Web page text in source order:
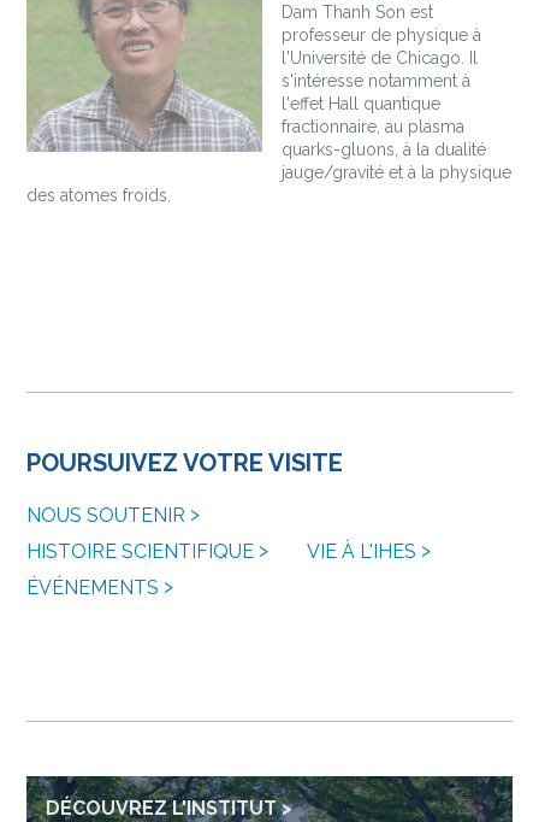
Dam Thanh Son est
professeur de physique à
l'Université de Chicago. Il
s'intéresse notamment à
l'effet Hall quantique
fractionnaire, au plasma
quarks-gluons, à la dualité
jauge/gravité et à la physique
des atomes froids.
POURSUIVEZ VOTRE VISITE
NOUS SOUTENIR
HISTOIRE SCIENTIFIQUE
VIE À L'IHES
ÉVÉNEMENTS
DÉCOUVREZ L'INSTITUT